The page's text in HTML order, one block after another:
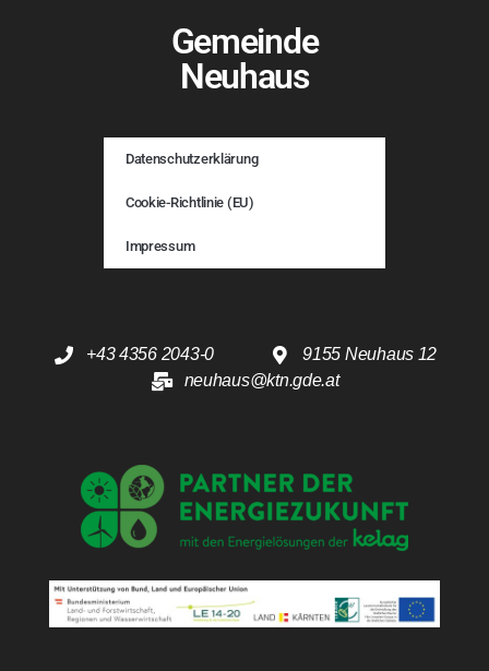
Gemeinde
Neuhaus
Datenschutzerklärung
Cookie-Richtlinie (EU)
Impressum
+43 4356 2043-0
9155 Neuhaus 12
neuhaus@ktn.gde.at